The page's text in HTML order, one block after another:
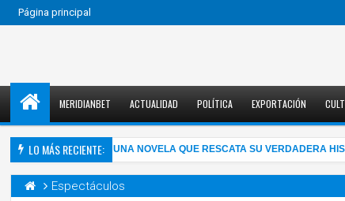
Página principal
MERIDIANBET ACTUALIDAD POLÍTICA EXPORTACIÓN
LO MÁS RECIENTE:
MAHLER EN UNA NOVELA QUE RESCATA SU VERDADERA
Espectáculos